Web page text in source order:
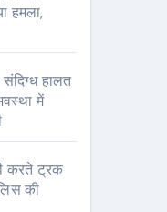
हमला,
संदिग्ध हालत
में
करते ट्रक
की